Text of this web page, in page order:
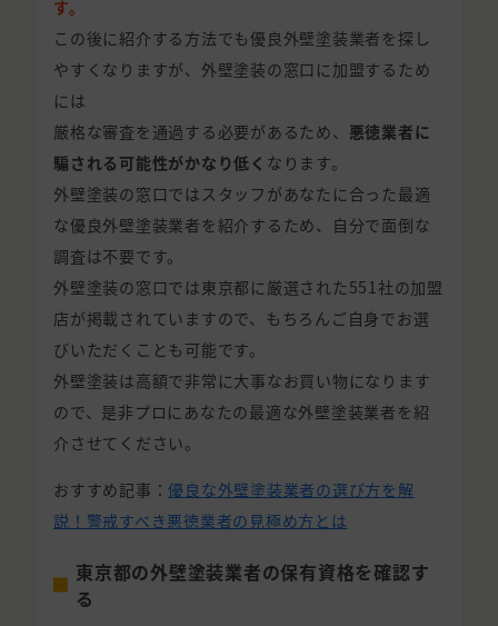
す。
この後に紹介する方法でも優良外壁塗装業者を探し
やすくなりますが、外壁塗装の窓口に加盟するため
には
厳格な審査を通過する必要があるため、 悪徳業者に
騙される可能性がかなり低く なります。
外壁塗装の窓口ではスタッフがあなたに合った最適
な優良外壁塗装業者を紹介するため、自分で面倒な
調査は不要です。
外壁塗装の窓口では東京都に厳選された551社の加盟
店が掲載されていますので、もちろんご自身でお選
びいただくことも可能です。
外壁塗装は高額で非常に大事なお買い物になります
ので、是非プロにあなたの最適な外壁塗装業者を紹
介させてください。
おすすめ記事：優良な外壁塗装業者の選び方を解
説！警戒すべき悪徳業者の見極め方とは
東京都の外壁塗装業者の保有資格を確認す
る